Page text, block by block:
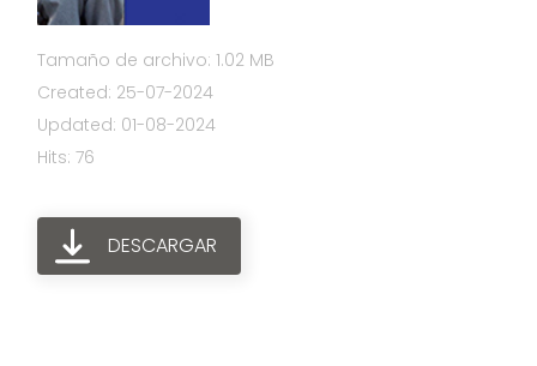
Tamaño de archivo: 1.02 MB
Created: 25-07-2024
Updated: 01-08-2024
Hits: 76
DESCARGAR